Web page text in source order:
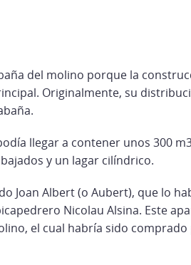
del molino porque la
Originalmente, su
llegar a contener unos 300
y un lagar cilíndrico.
Joan Albert (o Aubert), que lo
Nicolau Alsina. Este
el cual habría sido comprado